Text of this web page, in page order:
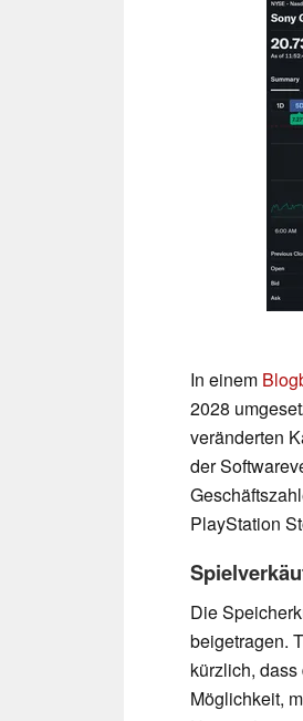
In einem
2028
veränderten
der
PlayStation
Die
beigetragen.
kürzlich,
Möglichkeit,